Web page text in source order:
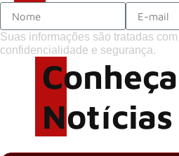
Suas informações são tratadas
confidencialidade e segurança.
Notícias